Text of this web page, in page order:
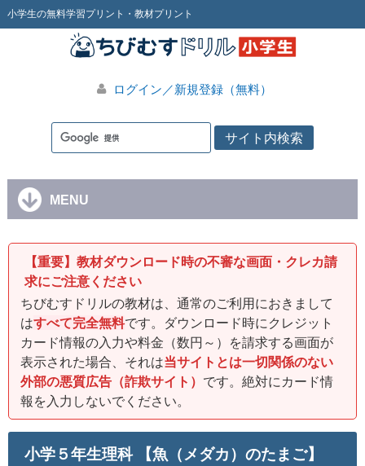
小学生の無料学習プリント・教材プリント
ログイン／新規登録（無料）
MENU
【重要】教材ダウンロード時の不審な画面・クレカ請
求にご注意ください
ちびむすドリルの教材は、通常のご利用におきまして
はすべて完全無料です。ダウンロード時にクレジット
カード情報の入力や料金（数円～）を請求する画面が
表示された場合、それは当サイトとは一切関係のない
外部の悪質広告（詐欺サイト） です。絶対にカード情
報を入力しないでください。
小学５年生理科 【魚（メダカ）のたまご】